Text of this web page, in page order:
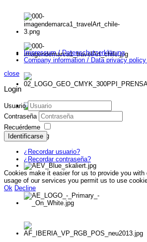
Impressum / Datenschutzerklärung
Company information / Data privacy
close
Login
Usuario
Contraseña
Recuérdeme
Identificarse
¿Recordar usuario?
¿Recordar contraseña?
Cookies make it easier for us to provide you
usage of our services you permit us to use
Ok Decline